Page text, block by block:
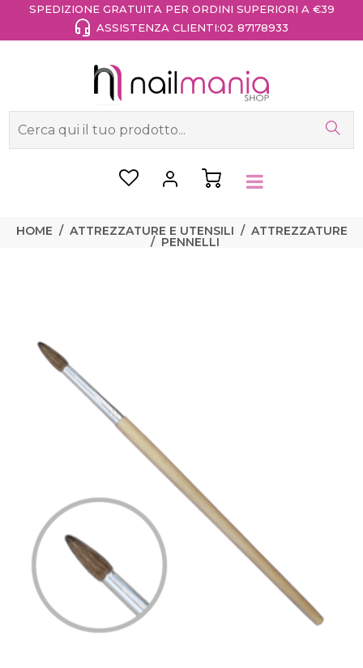
SPEDIZIONE GRATUITA PER ORDINI SUPERIORI A €39
ASSISTENZA CLIENTI:02 87178933
HOME ATTREZZATURE E UTENSILI ATTREZZATURE
PENNELLI